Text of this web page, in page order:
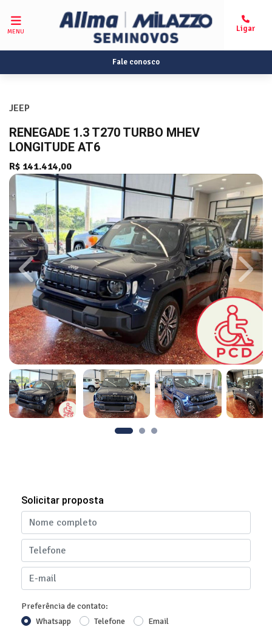
MENU
Fale conosco
JEEP
RENEGADE 1.3 T270 TURBO MHEV
LONGITUDE AT6
R$ 141.414,00
Previous Next
Solicitar proposta
Preferência de contato:
Whatsapp
Telefone Email